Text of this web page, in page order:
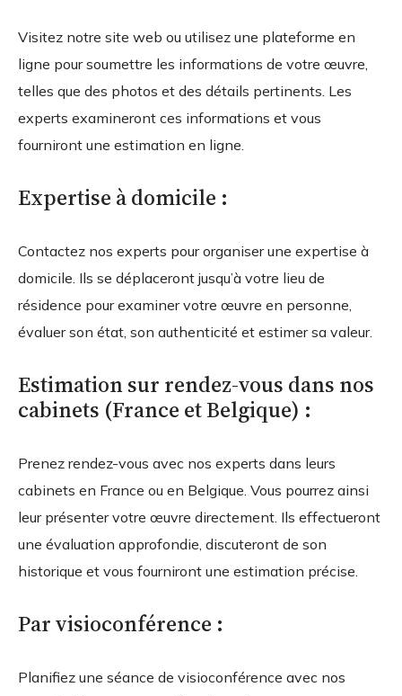
Visitez notre site web ou utilisez une plateforme en
ligne pour soumettre les informations de votre œuvre,
telles que des photos et des détails pertinents. Les
experts examineront ces informations et vous
fourniront une estimation en ligne.
Expertise à domicile :
Contactez nos experts pour organiser une expertise à
domicile. Ils se déplaceront jusqu’à votre lieu de
résidence pour examiner votre œuvre en personne,
évaluer son état, son authenticité et estimer sa valeur.
Estimation sur rendez-vous dans nos
cabinets (France et Belgique) :
Prenez rendez-vous avec nos experts dans leurs
cabinets en France ou en Belgique. Vous pourrez ainsi
leur présenter votre œuvre directement. Ils effectueront
une évaluation approfondie, discuteront de son
historique et vous fourniront une estimation précise.
Par visioconférence :
Planifiez une séance de visioconférence avec nos